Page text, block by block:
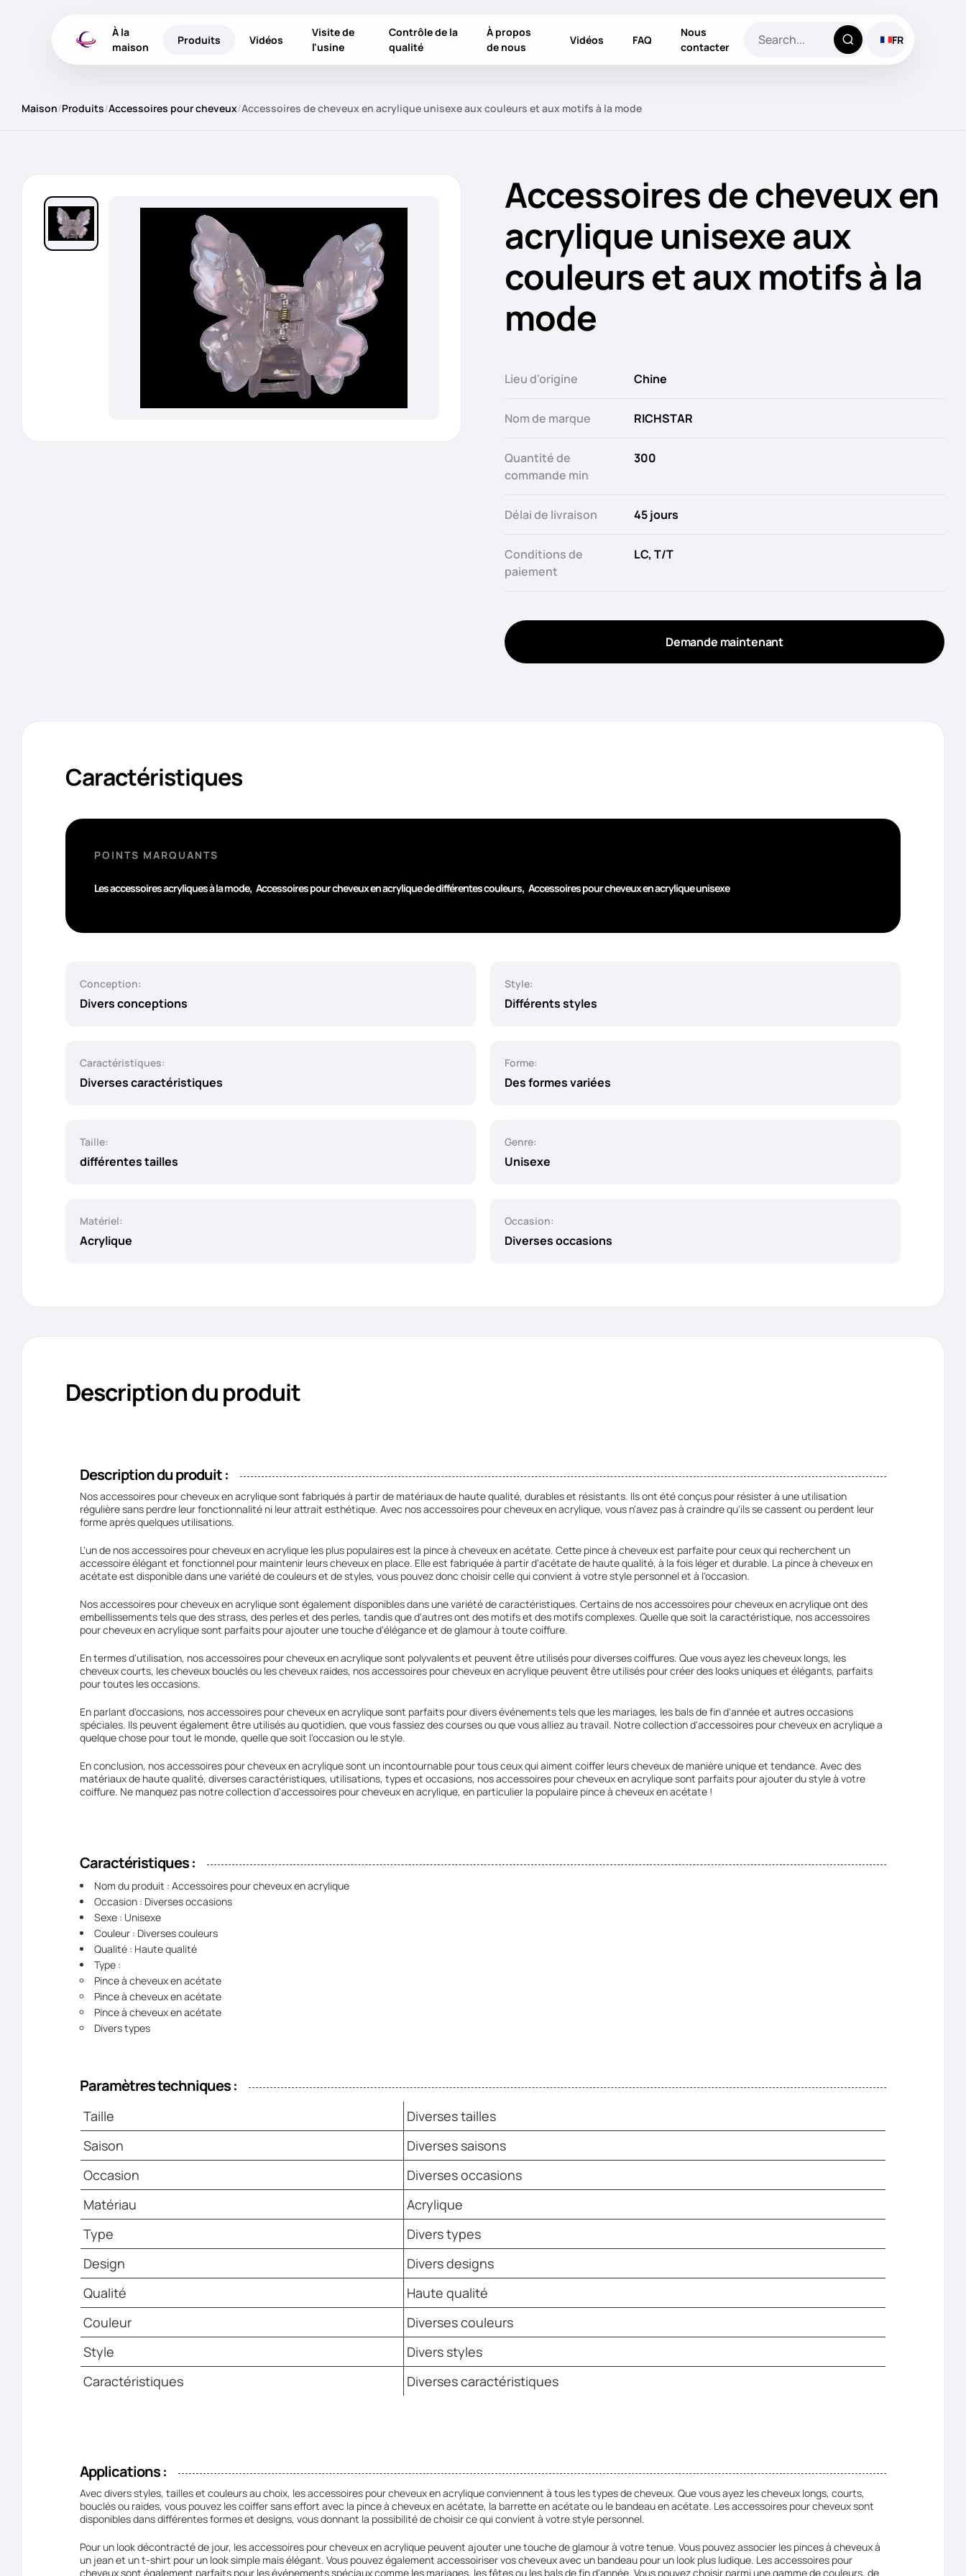
À la
maison
Produits Vidéos
Visite de
l'usine
Contrôle de la
qualité
À propos
de nous
Vidéos FAQ
Nous
contacter
FR
Maison/Produits/Accessoires pour cheveux/Accessoires de cheveux en acrylique unisexe aux couleurs et aux motifs à la mode
Accessoires de cheveux en
acrylique unisexe aux
couleurs et aux motifs à la
mode
Lieu d'origine Chine
Nom de marque RICHSTAR
Quantité de
commande min
300
Délai de livraison 45 jours
Conditions de
paiement
LC, T/T
Demande maintenant
Caractéristiques
POINTS MARQUANTS
Les accessoires acryliques à la mode, Accessoires pour cheveux en acrylique de différentes couleurs, Accessoires pour cheveux en acrylique unisexe
Conception:
Divers conceptions
Style:
Différents styles
Caractéristiques:
Diverses caractéristiques
Forme:
Des formes variées
Taille:
différentes tailles
Genre:
Unisexe
Matériel:
Acrylique
Occasion:
Diverses occasions
Description du produit
Description du produit :
Nos accessoires pour cheveux en acrylique sont fabriqués à partir de matériaux de haute qualité, durables et résistants. Ils ont été conçus pour résister à une utilisation
régulière sans perdre leur fonctionnalité ni leur attrait esthétique. Avec nos accessoires pour cheveux en acrylique, vous n'avez pas à craindre qu'ils se cassent ou perdent leur
forme après quelques utilisations.
L'un de nos accessoires pour cheveux en acrylique les plus populaires est la pince à cheveux en acétate. Cette pince à cheveux est parfaite pour ceux qui recherchent un
accessoire élégant et fonctionnel pour maintenir leurs cheveux en place. Elle est fabriquée à partir d'acétate de haute qualité, à la fois léger et durable. La pince à cheveux en
acétate est disponible dans une variété de couleurs et de styles, vous pouvez donc choisir celle qui convient à votre style personnel et à l'occasion.
Nos accessoires pour cheveux en acrylique sont également disponibles dans une variété de caractéristiques. Certains de nos accessoires pour cheveux en acrylique ont des
embellissements tels que des strass, des perles et des perles, tandis que d'autres ont des motifs et des motifs complexes. Quelle que soit la caractéristique, nos accessoires
pour cheveux en acrylique sont parfaits pour ajouter une touche d'élégance et de glamour à toute coiffure.
En termes d'utilisation, nos accessoires pour cheveux en acrylique sont polyvalents et peuvent être utilisés pour diverses coiffures. Que vous ayez les cheveux longs, les
cheveux courts, les cheveux bouclés ou les cheveux raides, nos accessoires pour cheveux en acrylique peuvent être utilisés pour créer des looks uniques et élégants, parfaits
pour toutes les occasions.
En parlant d'occasions, nos accessoires pour cheveux en acrylique sont parfaits pour divers événements tels que les mariages, les bals de fin d'année et autres occasions
spéciales. Ils peuvent également être utilisés au quotidien, que vous fassiez des courses ou que vous alliez au travail. Notre collection d'accessoires pour cheveux en acrylique a
quelque chose pour tout le monde, quelle que soit l'occasion ou le style.
En conclusion, nos accessoires pour cheveux en acrylique sont un incontournable pour tous ceux qui aiment coiffer leurs cheveux de manière unique et tendance. Avec des
matériaux de haute qualité, diverses caractéristiques, utilisations, types et occasions, nos accessoires pour cheveux en acrylique sont parfaits pour ajouter du style à votre
coiffure. Ne manquez pas notre collection d'accessoires pour cheveux en acrylique, en particulier la populaire pince à cheveux en acétate !
Caractéristiques :
Nom du produit : Accessoires pour cheveux en acrylique
Occasion : Diverses occasions
Sexe : Unisexe
Couleur : Diverses couleurs
Qualité : Haute qualité
Type :
Pince à cheveux en acétate
Pince à cheveux en acétate
Pince à cheveux en acétate
Divers types
Paramètres techniques :
Taille
Diverses tailles
Saison
Diverses saisons
Occasion
Diverses occasions
Matériau
Acrylique
Type
Divers types
Design
Divers designs
Qualité
Haute qualité
Couleur
Diverses couleurs
Style
Divers styles
Caractéristiques
Diverses caractéristiques
Applications :
Avec divers styles, tailles et couleurs au choix, les accessoires pour cheveux en acrylique conviennent à tous les types de cheveux. Que vous ayez les cheveux longs, courts,
bouclés ou raides, vous pouvez les coiffer sans effort avec la pince à cheveux en acétate, la barrette en acétate ou le bandeau en acétate. Les accessoires pour cheveux sont
disponibles dans différentes formes et designs, vous donnant la possibilité de choisir ce qui convient à votre style personnel.
Pour un look décontracté de jour, les accessoires pour cheveux en acrylique peuvent ajouter une touche de glamour à votre tenue. Vous pouvez associer les pinces à cheveux à
un jean et un t-shirt pour un look simple mais élégant. Vous pouvez également accessoiriser vos cheveux avec un bandeau pour un look plus ludique. Les accessoires pour
cheveux sont également parfaits pour les événements spéciaux comme les mariages, les fêtes ou les bals de fin d'année. Vous pouvez choisir parmi une gamme de couleurs, de